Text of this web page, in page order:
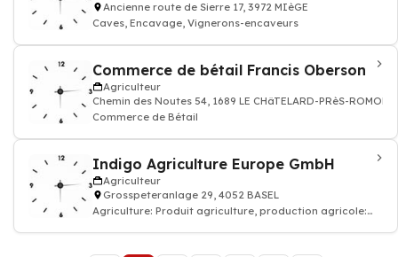
Ancienne route de Sierre 17, 3972 MIèGE
Caves, Encavage, Vignerons-encaveurs
Commerce de bétail Francis Oberson
Agriculteur
Chemin des Noutes 54, 1689 LE CHâTELARD-PRèS-ROMONT
Commerce de Bétail
Indigo Agriculture Europe GmbH
Agriculteur
Grosspeteranlage 29, 4052 BASEL
Agriculture: Produit agriculture, production agricole: